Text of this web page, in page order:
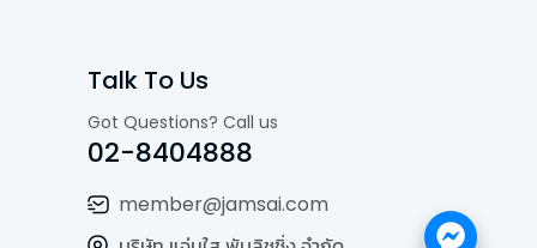
Talk To Us
Got Questions? Call us
02-8404888
member@jamsai.com